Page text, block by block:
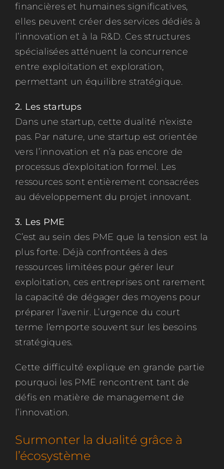
financières et humaines significatives,
elles peuvent créer des services dédiés à
l’innovation et à la R&D. Ces structures
spécialisées atténuent la concurrence
entre exploitation et exploration,
permettant un équilibre stratégique.
2. Les startups
Dans une startup, cette dualité n’existe
pas. Par nature, une startup est orientée
vers l’innovation et n’a pas encore de
processus d’exploitation formel. Les
ressources sont entièrement consacrées
au développement du projet innovant.
3. Les PME
C’est au sein des PME que la tension est la
plus forte. Déjà confrontées à des
ressources limitées pour gérer leur
exploitation, ces entreprises ont rarement
la capacité de dégager des moyens pour
préparer l’avenir. L’urgence du court
terme l’emporte souvent sur les besoins
stratégiques.
Cette difficulté explique en grande partie
pourquoi les PME rencontrent tant de
défis en matière de management de
l’innovation.
Surmonter la dualité grâce à
l’écosystème